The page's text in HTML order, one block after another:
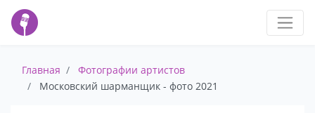
Главная
Фотографии артистов
Московский шарманщик - фото 2021